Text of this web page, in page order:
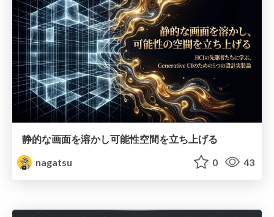
静的な画面を溶かし可能性空間を立ち上げる
nagatsu
0 43